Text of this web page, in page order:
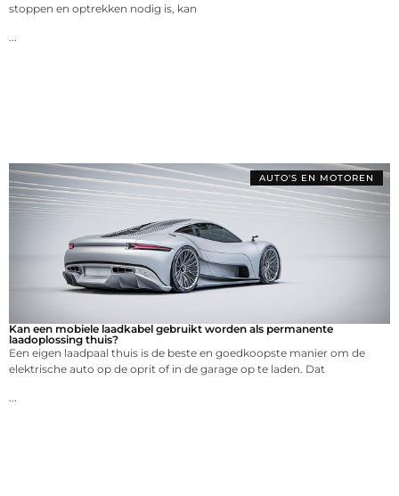
stoppen en optrekken nodig is, kan
...
AUTO'S EN MOTOREN
Kan een mobiele laadkabel gebruikt worden als permanente
laadoplossing thuis?
Een eigen laadpaal thuis is de beste en goedkoopste manier om de
elektrische auto op de oprit of in de garage op te laden. Dat
...